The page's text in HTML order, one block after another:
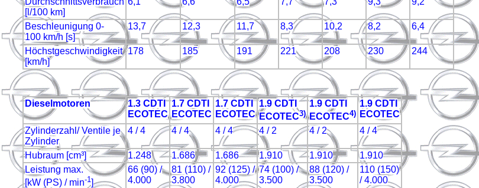
[l/100 km]
Beschleunigung 0-
100 km/h [s]
13,7 12,3 11,7 8,3 10,2 8,2 6,4
Höchstgeschwindigkeit
[km/h]
178 185 191 221 208 230 244
Dieselmotoren
1.3 CDTI
ECOTEC
1.7 CDTI
ECOTEC
1.7 CDTI
ECOTEC
1.9 CDTI
ECOTEC3)
1.9 CDTI
ECOTEC4)
1.9 CDTI
ECOTEC
Zylinderzahl/ Ventile je
Zylinder
4 / 4 4 / 4 4 / 4 4 / 2 4 / 2 4 / 4
Hubraum [cm³] 1.248 1.686 1.686 1.910 1.910
1.910
Leistung max.
[kW (PS) / min-1]
66 (90) /
4.000
81 (110) /
3.800
92 (125) /
4.000
74 (100) /
3.500
88 (120) /
3.500
110 (150)
/ 4.000